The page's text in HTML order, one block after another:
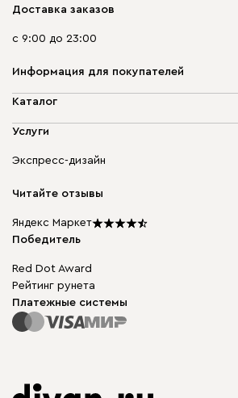
Доставка заказов
с 9:00 до 23:00
Информация для покупателей
О компании
Доставка и оплата
диван.клуб
Карьера
Подарочные сертификаты
Мы в прессе
Каталог
Мягкая мебель
Бескаркасная мебель
Столы и стулья
Услуги
Экспресс-дизайн
Читайте отзывы
Яндекс Маркет
Победитель
Red Dot Award
Рейтинг рунета
Платежные системы